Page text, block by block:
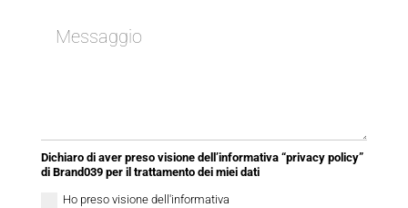
Dichiaro di aver preso visione dell’informativa “privacy policy”
di Brand039 per il trattamento dei miei dati
Ho preso visione dell'informativa